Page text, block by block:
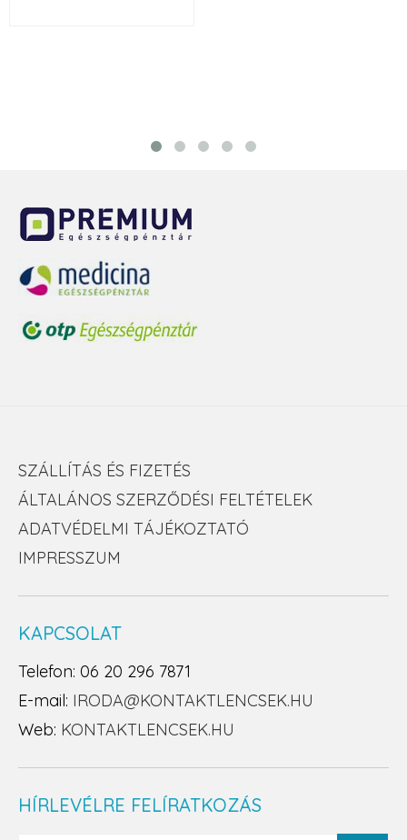
SZÁLLÍTÁS ÉS FIZETÉS
ÁLTALÁNOS SZERZŐDÉSI FELTÉTELEK
ADATVÉDELMI TÁJÉKOZTATÓ
IMPRESSZUM
KAPCSOLAT
Telefon: 06 20 296 7871
E-mail: IRODA@KONTAKTLENCSEK.HU
Web: KONTAKTLENCSEK.HU
HÍRLEVÉLRE FELÍRATKOZÁS